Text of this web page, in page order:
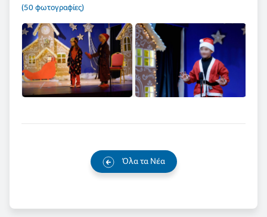
(50 φωτογραφίες)
Όλα τα Νέα